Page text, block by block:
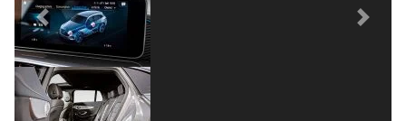
Previous Next